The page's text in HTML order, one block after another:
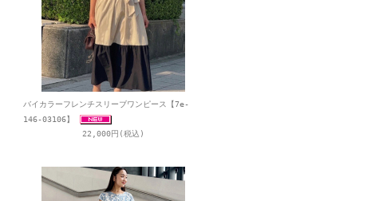
バイカラーフレンチスリーブワンピース【7e-
146-03106】
22,000円(税込)